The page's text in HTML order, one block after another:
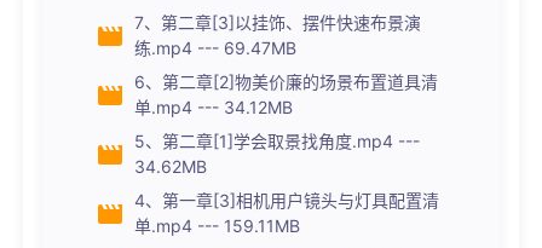
7、第二章[3]以挂饰、摆件快速布景演
练.mp4 --- 69.47MB
6、第二章[2]物美价廉的场景布置道具清
单.mp4 --- 34.12MB
5、第二章[1]学会取景找角度.mp4 ---
34.62MB
4、第一章[3]相机用户镜头与灯具配置清
单.mp4 --- 159.11MB